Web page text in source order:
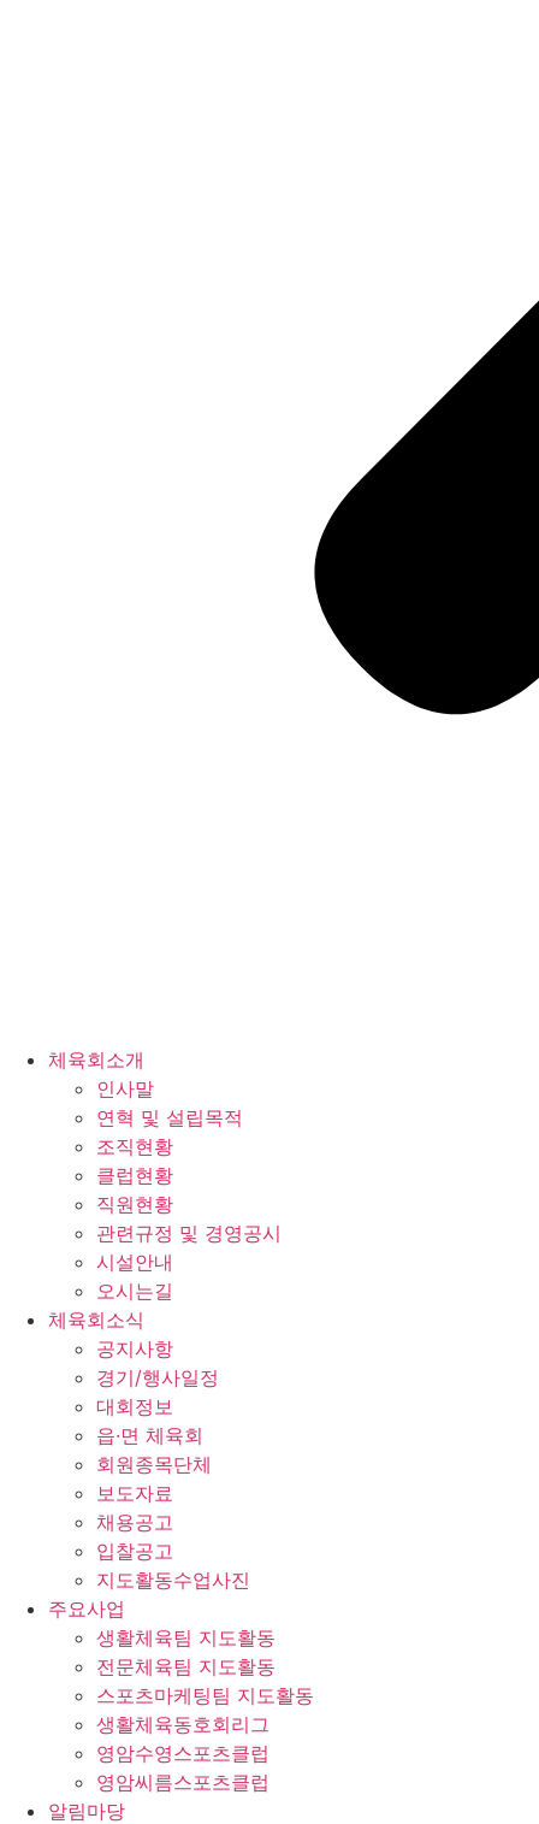
체육회소개
인사말
연혁 및 설립목적
조직현황
클럽현황
직원현황
관련규정 및 경영공시
시설안내
오시는길
체육회소식
공지사항
경기/행사일정
대회정보
읍·면 체육회
회원종목단체
보도자료
채용공고
입찰공고
지도활동수업사진
주요사업
생활체육팀 지도활동
전문체육팀 지도활동
스포츠마케팅팀 지도활동
생활체육동호회리그
영암수영스포츠클럽
영암씨름스포츠클럽
알림마당